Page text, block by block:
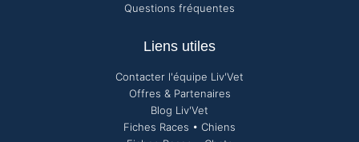
Questions fréquentes
Liens utiles
Contacter l'équipe Liv'Vet
Offres & Partenaires
Blog Liv'Vet
Fiches Races • Chiens